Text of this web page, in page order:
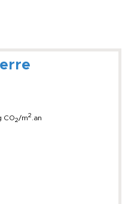
CO2/m2 .an